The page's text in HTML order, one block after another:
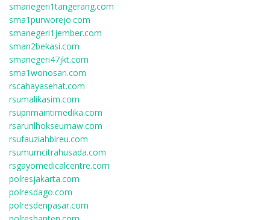
smanegeri1tangerang.com
sma1purworejo.com
smanegeri1jember.com
sman2bekasi.com
smanegeri47jkt.com
sma1wonosari.com
rscahayasehat.com
rsumalikasim.com
rsuprimaintimedika.com
rsarunlhokseumaw.com
rsufauziahbireu.com
rsumumcitrahusada.com
rsgayomedicalcentre.com
polresjakarta.com
polresdago.com
polresdenpasar.com